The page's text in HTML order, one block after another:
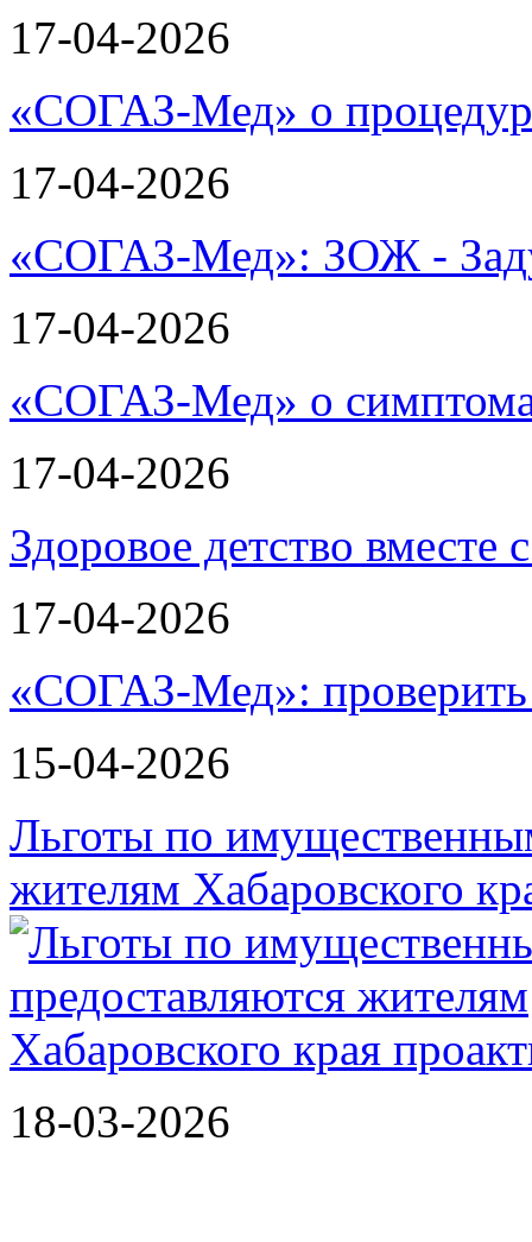
17-04-2026
«СОГАЗ-Мед» о
17-04-2026
«СОГАЗ-Мед»: ЗОЖ -
17-04-2026
«СОГАЗ-Мед» о
17-04-2026
Здоровое детство
17-04-2026
«СОГАЗ-Мед»: проверить
15-04-2026
Льготы по
жителям Хабаровского
18-03-2026